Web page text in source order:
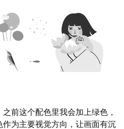
前这个配色里我会加上绿色，
为主要视觉方向，让画面有沉